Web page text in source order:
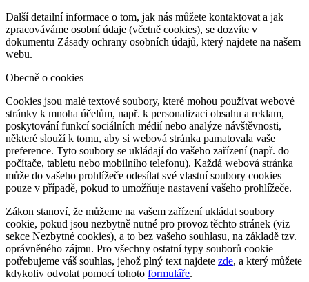
Další detailní informace o tom, jak nás můžete kontaktovat a jak
zpracováváme osobní údaje (včetně cookies), se dozvíte v
dokumentu Zásady ochrany osobních údajů, který najdete na našem
webu.
Obecně o cookies
Cookies jsou malé textové soubory, které mohou používat webové
stránky k mnoha účelům, např. k personalizaci obsahu a reklam,
poskytování funkcí sociálních médií nebo analýze návštěvnosti,
některé slouží k tomu, aby si webová stránka pamatovala vaše
preference. Tyto soubory se ukládají do vašeho zařízení (např. do
počítače, tabletu nebo mobilního telefonu). Každá webová stránka
může do vašeho prohlížeče odesílat své vlastní soubory cookies
pouze v případě, pokud to umožňuje nastavení vašeho prohlížeče.
Zákon stanoví, že můžeme na vašem zařízení ukládat soubory
cookie, pokud jsou nezbytně nutné pro provoz těchto stránek (viz
sekce Nezbytné cookies), a to bez vašeho souhlasu, na základě tzv.
oprávněného zájmu. Pro všechny ostatní typy souborů cookie
potřebujeme váš souhlas, jehož plný text najdete zde, a který můžete
kdykoliv odvolat pomocí tohoto formuláře.